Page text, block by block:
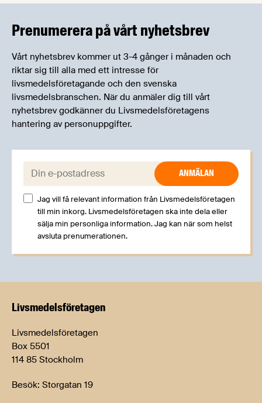
Prenumerera på vårt nyhetsbrev
Vårt nyhetsbrev kommer ut 3-4 gånger i månaden och
riktar sig till alla med ett intresse för
livsmedelsföretagande och den svenska
livsmedelsbranschen. När du anmäler dig till vårt
nyhetsbrev godkänner du Livsmedelsföretagens
hantering av personuppgifter.
E-post:
Jag vill få relevant information från Livsmedelsföretagen
till min inkorg. Livsmedelsföretagen ska inte dela eller
sälja min personliga information. Jag kan när som helst
avsluta prenumerationen.
Livsmedels­företagen
Livsmedelsföretagen
Box 5501
114 85 Stockholm
Besök: Storgatan 19